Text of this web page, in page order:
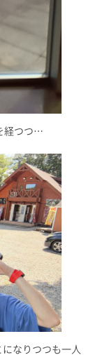
経つつ…
なりつつも一人